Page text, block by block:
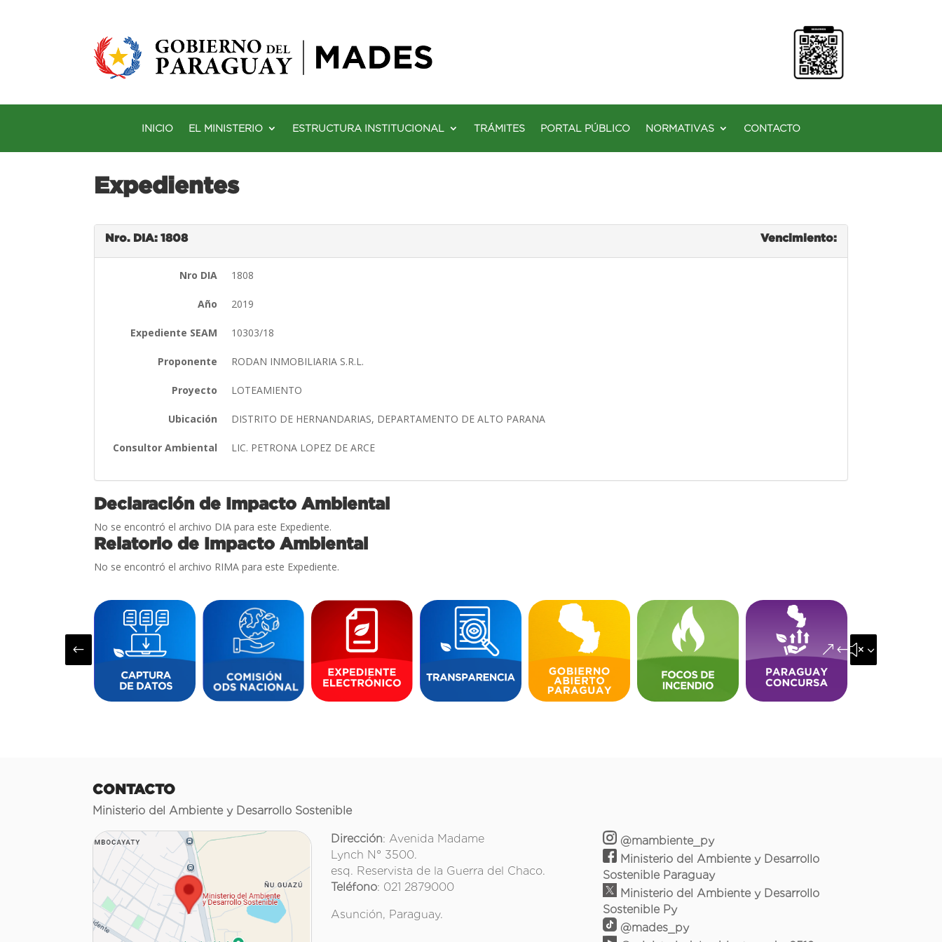
INICIO EL MINISTERIO ESTRUCTURA INSTITUCIONAL TRÁMITES PORTAL PÚBLICO NORMATIVAS CONTACTO
Expedientes
Nro. DIA: 1808 Vencimiento:
Nro DIA 1808
Año 2019
Expediente SEAM 10303/18
Proponente RODAN INMOBILIARIA S.R.L.
Proyecto LOTEAMIENTO
Ubicación DISTRITO DE HERNANDARIAS, DEPARTAMENTO DE ALTO PARANA
Consultor Ambiental LIC. PETRONA LOPEZ DE ARCE
Declaración de Impacto Ambiental
No se encontró el archivo DIA para este Expediente.
Relatorio de Impacto Ambiental
No se encontró el archivo RIMA para este Expediente.
# &#x35;
CONTACTO
Ministerio del Ambiente y Desarrollo Sostenible
Dirección: Avenida Madame
Lynch N° 3500.
esq. Reservista de la Guerra del Chaco.
Teléfono: 021 2879000
Asunción, Paraguay.
@mambiente_py
Ministerio del Ambiente y Desarrollo
Sostenible Paraguay
Ministerio del Ambiente y Desarrollo
Sostenible Py
@mades_py